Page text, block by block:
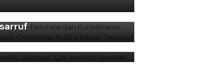
%40'a Kadar
Uyarıyor: Çok sinsi